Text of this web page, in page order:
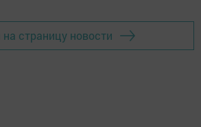
на страницу новости